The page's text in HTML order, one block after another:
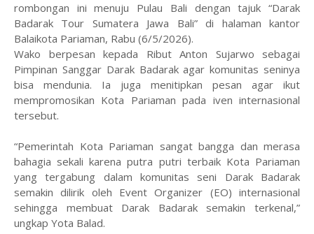
rombongan ini menuju Pulau Bali dengan tajuk “Darak
Badarak Tour Sumatera Jawa Bali” di halaman kantor
Balaikota Pariaman, Rabu (6/5/2026).
Wako berpesan kepada Ribut Anton Sujarwo sebagai
Pimpinan Sanggar Darak Badarak agar komunitas seninya
bisa mendunia. Ia juga menitipkan pesan agar ikut
mempromosikan Kota Pariaman pada iven internasional
tersebut.
“Pemerintah Kota Pariaman sangat bangga dan merasa
bahagia sekali karena putra putri terbaik Kota Pariaman
yang tergabung dalam komunitas seni Darak Badarak
semakin dilirik oleh Event Organizer (EO) internasional
sehingga membuat Darak Badarak semakin terkenal,”
ungkap Yota Balad.